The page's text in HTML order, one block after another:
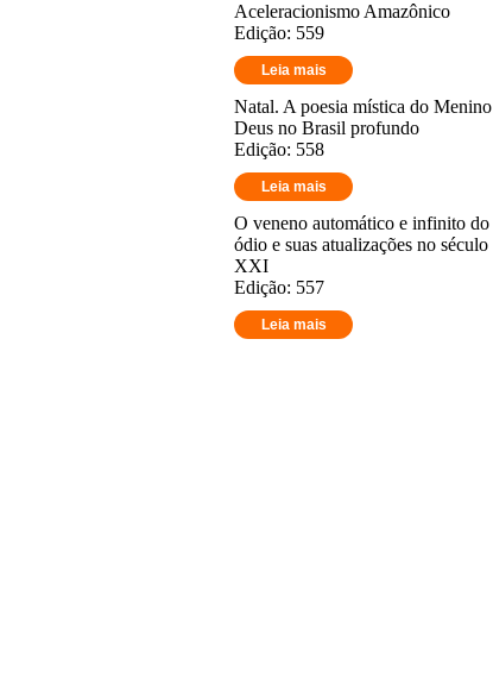
Aceleracionismo Amazônico
Edição: 559
Leia mais
Natal. A poesia mística do Menino
Deus no Brasil profundo
Edição: 558
Leia mais
O veneno automático e infinito do
ódio e suas atualizações no século
XXI
Edição: 557
Leia mais